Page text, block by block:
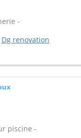
-
Dg renovation
piscine -